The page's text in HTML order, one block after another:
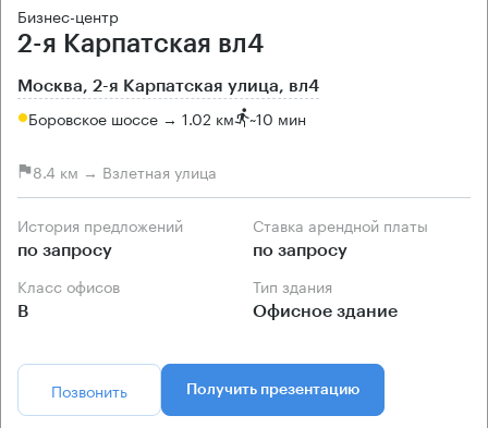
Бизнес-центр
2-я Карпатская вл4
Москва, 2-я Карпатская улица, вл4
Боровское шоссе → 1.02 км ~10 мин
8.4 км → Взлетная улица
История предложений
по запросу
Ставка арендной платы
по запросу
Класс офисов
B
Тип здания
Офисное здание
Позвонить Получить презентацию